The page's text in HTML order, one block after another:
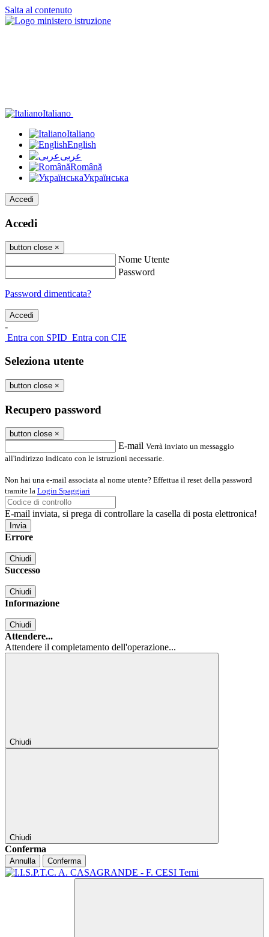
Salta al contenuto
Italiano
Italiano
English
عربى
Română
Українська
Accedi
Accedi
button close ×
Nome Utente
Password
Password dimenticata?
-
Entra con SPID Entra con CIE
Seleziona utente
button close ×
Recupero password
button close ×
E-mail Verrà inviato un messaggio
all'indirizzo indicato con le istruzioni necessarie.
Non hai una e-mail associata al nome utente? Effettua il reset della password
tramite la Login Spaggiari
E-mail inviata, si prega di controllare la casella di posta elettronica!
Errore
Chiudi
Successo
Chiudi
Informazione
Chiudi
Attendere...
Attendere il completamento dell'operazione...
Chiudi
Chiudi
Conferma
Annulla Conferma